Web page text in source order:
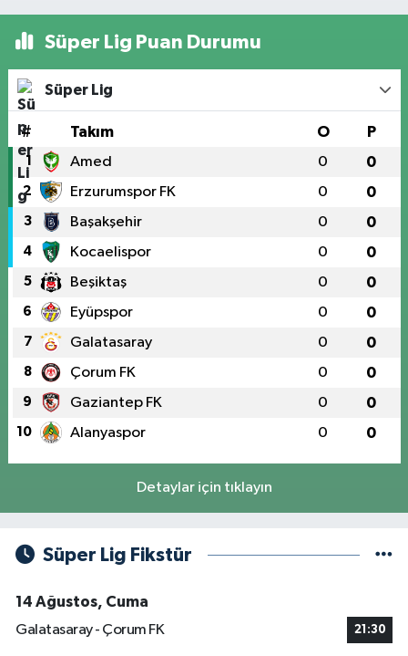
Süper Lig Puan Durumu
Süper Lig
# Takım O P
1 Amed 0 0
2 Erzurumspor FK 0 0
3 Başakşehir 0 0
4 Kocaelispor 0 0
5 Beşiktaş 0 0
6 Eyüpspor 0 0
7 Galatasaray 0 0
8 Çorum FK 0 0
9 Gaziantep FK 0 0
10 Alanyaspor 0 0
Detaylar için tıklayın
Süper Lig Fikstür
14 Ağustos, Cuma
Galatasaray - Çorum FK
21:30